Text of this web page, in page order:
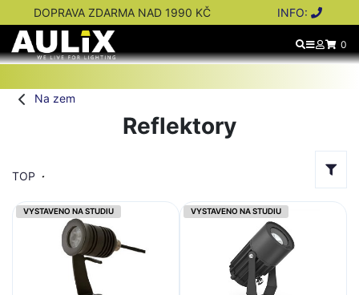
DOPRAVA ZDARMA NAD 1990 KČ INFO:
0
Na zem
Reflektory
TOP
VYSTAVENO NA STUDIU VYSTAVENO NA STUDIU